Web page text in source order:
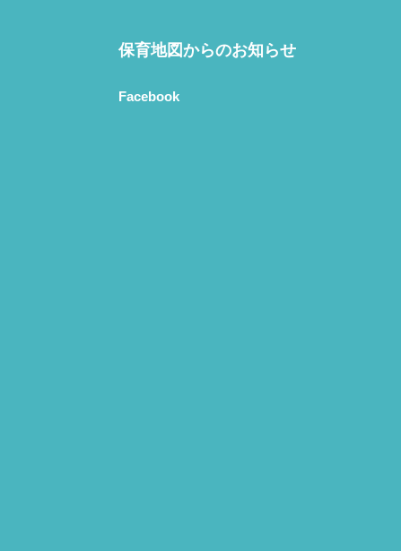
保育地図からのお知らせ
Facebook